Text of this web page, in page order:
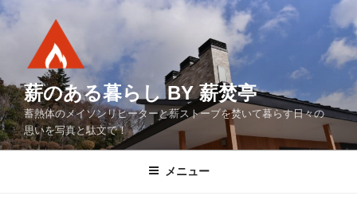
コ
ン
ツ
へ
ス
キ
薪のある暮らし BY 薪焚亭
蓄熱体のメイソンリヒーターと薪ストーブを焚いて暮らす日々の
思いを写真と駄文で！
メニュー